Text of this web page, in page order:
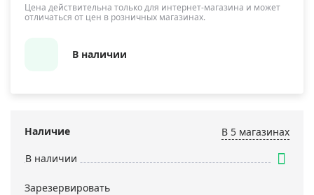
Цена действительна только для интернет-магазина и может
отличаться от цен в розничных магазинах.
В наличии
Наличие
В 5 магазинах
В наличии
Зарезервировать